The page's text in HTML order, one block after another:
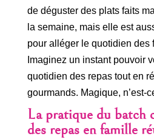
de déguster des plats faits
la semaine, mais elle est
pour alléger le quotidien des
Imaginez un instant pouvoir
quotidien des repas tout en
gourmands. Magique, n’est-
La pratique du batch
des repas en famille